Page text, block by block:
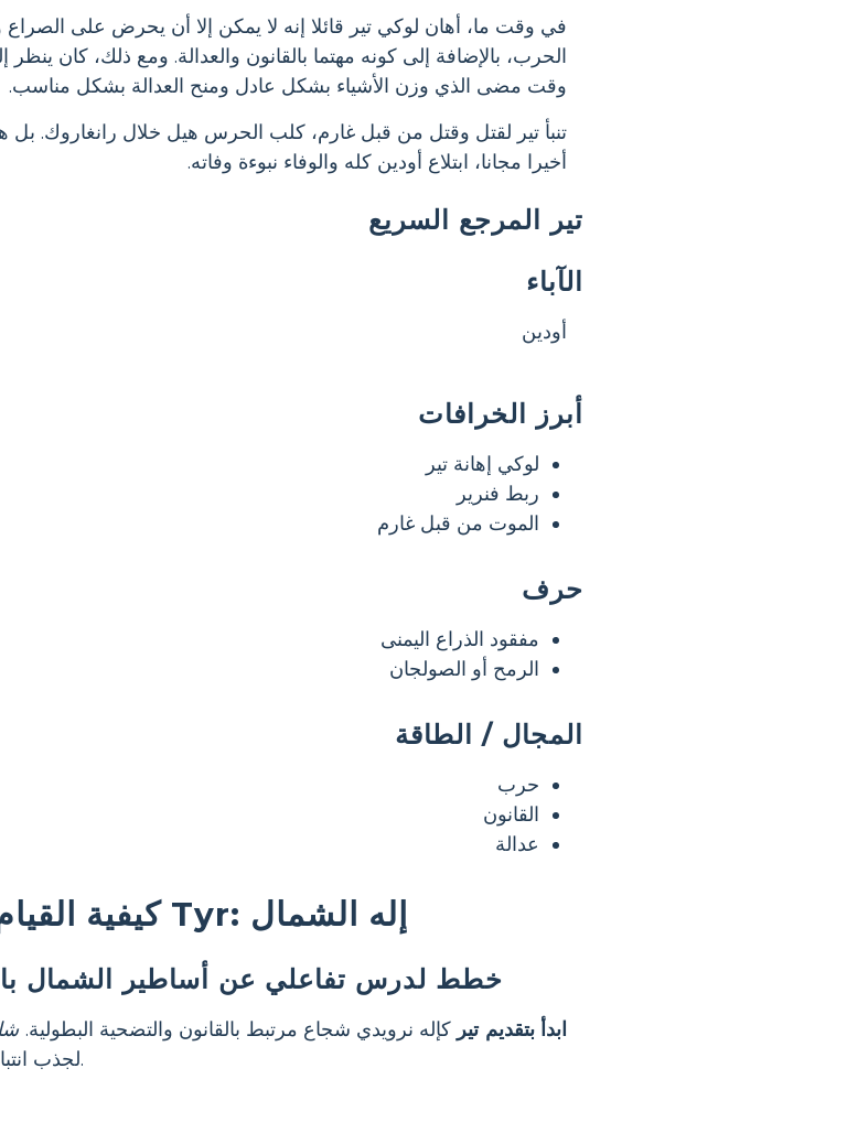
في وقت ما، أهان لوكي تير قائلا إنه لا يمكن إلا أن يحرض على الصراع
الحرب، بالإضافة إلى كونه مهتما بالقانون والعدالة. ومع ذلك، كان ينظر
وقت مضى الذي وزن الأشياء بشكل عادل ومنح العدالة بشكل مناسب.
تنبأ تير لقتل وقتل من قبل غارم، كلب الحرس هيل خلال رانغاروك. بل
أخيرا مجانا، ابتلاع أودين كله والوفاء نبوءة وفاته.
تير المرجع السريع
الآباء
أودين
أبرز الخرافات
لوكي إهانة تير
ربط فنرير
الموت من قبل غارم
حرف
مفقود الذراع اليمنى
الرمح أو الصولجان
المجال / الطاقة
حرب
القانون
عدالة
كيفية القيام بأشياء حول Tyr: إله الشمال
خطط لدرس تفاعلي عن أساطير الشمال
ابدأ بتقديم تير كإله نرويدي شجاع مرتبط بالقانون والتضحية البطولية.
لجذب انتباه الطلاب وإثارة فضولهم.